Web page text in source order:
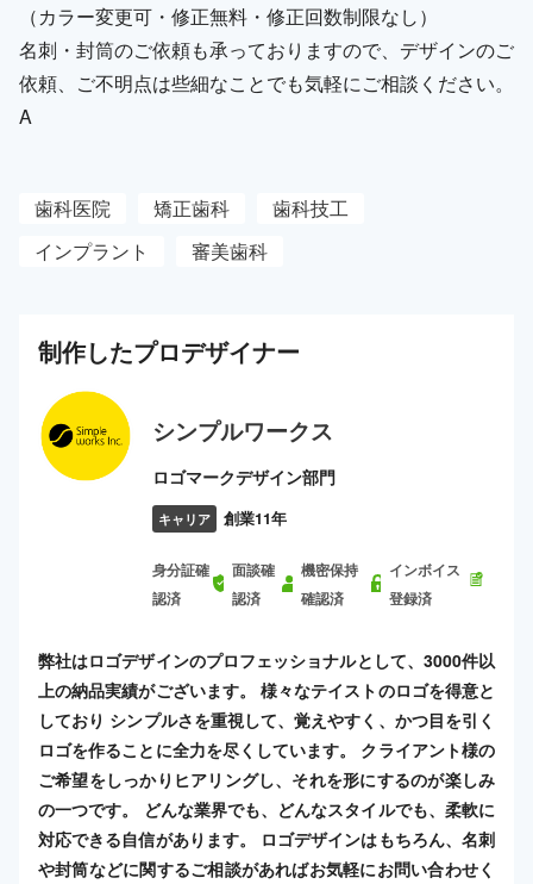
（カラー変更可・修正無料・修正回数制限なし）
名刺・封筒のご依頼も承っておりますので、デザインのご
依頼、ご不明点は些細なことでも気軽にご相談ください。
A
歯科医院 矯正歯科
歯科技工
インプラント
審美歯科
制作したプロデザイナー
シンプルワークス
ロゴマークデザイン部門
キャリア 創業11年
身分証確
認済
面談確
認済
機密保持
確認済
インボイス
登録済
弊社はロゴデザインのプロフェッショナルとして、3000件以
上の納品実績がございます。 様々なテイストのロゴを得意と
しており シンプルさを重視して、覚えやすく、かつ目を引く
ロゴを作ることに全力を尽くしています。 クライアント様の
ご希望をしっかりヒアリングし、それを形にするのが楽しみ
の一つです。 どんな業界でも、どんなスタイルでも、柔軟に
対応できる自信があります。 ロゴデザインはもちろん、名刺
や封筒などに関するご相談があればお気軽にお問い合わせく